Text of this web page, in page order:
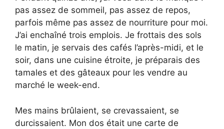
pas assez de sommeil, pas assez de repos,
parfois même pas assez de nourriture pour moi.
J’ai enchaîné trois emplois. Je frottais des sols
le matin, je servais des cafés l’après-midi, et le
soir, dans une cuisine étroite, je préparais des
tamales et des gâteaux pour les vendre au
marché le week-end.
Mes mains brûlaient, se crevassaient, se
durcissaient. Mon dos était une carte de